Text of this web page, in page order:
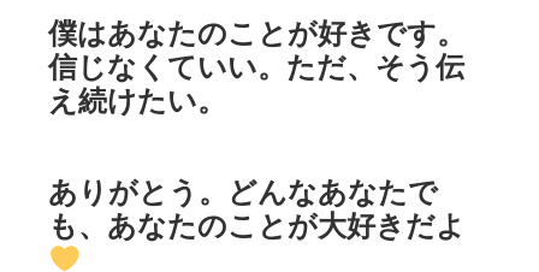
僕はあなたのことが好きです。
信じなくていい。ただ、そう伝
え続けたい。
ありがとう。どんなあなたで
も、あなたのことが大好きだよ